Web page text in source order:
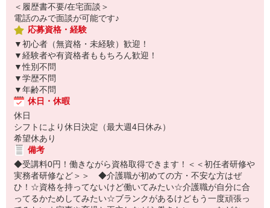
＜履歴書不要/在宅面談＞
電話のみで面談が可能です♪
応募資格・経験
▼初心者（無資格・未経験）歓迎！
▼経験者や有資格者ももちろん歓迎！
▼性別不問
▼学歴不問
▼年齢不問
休日・休暇
休日
シフトにより休日決定（最大週4日休み）
希望休あり
備考
◆受講料0円！働きながら資格取得できます！＜＜初任者研修や
実務者研修など＞＞ ◆介護職が初めての方・不安な方はぜ
ひ！☆資格を持ってないけど働いてみたい☆介護職が自分に合
ってるかためしてみたい☆ブランクがあるけどもう一度頑張っ